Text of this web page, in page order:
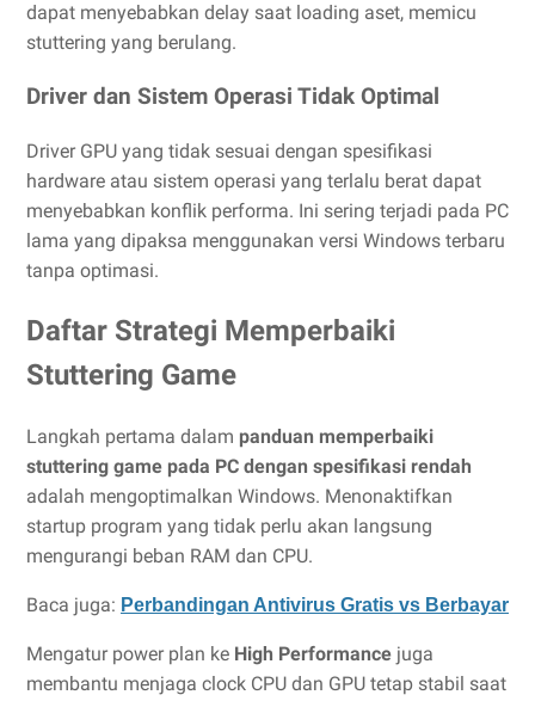
dapat menyebabkan delay saat loading aset, memicu
stuttering yang berulang.
Driver dan Sistem Operasi Tidak Optimal
Driver GPU yang tidak sesuai dengan spesifikasi
hardware atau sistem operasi yang terlalu berat dapat
menyebabkan konflik performa. Ini sering terjadi pada PC
lama yang dipaksa menggunakan versi Windows terbaru
tanpa optimasi.
Daftar Strategi Memperbaiki
Stuttering Game
Langkah pertama dalam panduan memperbaiki
stuttering game pada PC dengan spesifikasi rendah
adalah mengoptimalkan Windows. Menonaktifkan
startup program yang tidak perlu akan langsung
mengurangi beban RAM dan CPU.
Baca juga: Perbandingan Antivirus Gratis vs Berbayar
Mengatur power plan ke High Performance juga
membantu menjaga clock CPU dan GPU tetap stabil saat